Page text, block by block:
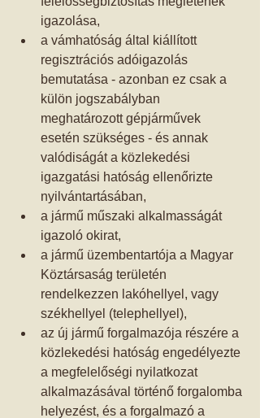
igazolása,
a vámhatóság által kiállított
regisztrációs adóigazolás
bemutatása - azonban ez csak a
külön jogszabályban
meghatározott gépjárművek
esetén szükséges - és annak
valódiságát a közlekedési
igazgatási hatóság ellenőrizte
nyilvántartásában,
a jármű műszaki alkalmasságát
igazoló okirat,
a jármű üzembentartója a Magyar
Köztársaság területén
rendelkezzen lakóhellyel, vagy
székhellyel (telephellyel),
az új jármű forgalmazója részére a
közlekedési hatóság engedélyezte
a megfelelőségi nyilatkozat
alkalmazásával történő forgalomba
helyezést, és a forgalmazó a